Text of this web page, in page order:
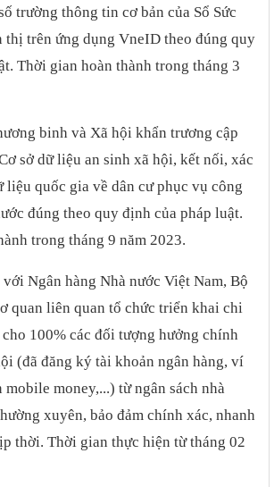
trường thông tin cơ bản của Sổ Sức
thị trên ứng dụng VneID theo đúng quy
Thời gian hoàn thành trong tháng 3
binh và Xã hội khẩn trương cập
sở dữ liệu an sinh xã hội, kết nối, xác
liệu quốc gia về dân cư phục vụ công
đúng theo quy định của pháp luật.
trong tháng 9 năm 2023.
Ngân hàng Nhà nước Việt Nam, Bộ
quan liên quan tổ chức triển khai chi
100% các đối tượng hưởng chính
(đã đăng ký tài khoản ngân hàng, ví
money,...) từ ngân sách nhà
xuyên, bảo đảm chính xác, nhanh
thời. Thời gian thực hiện từ tháng 02